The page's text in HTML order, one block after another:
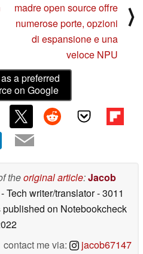
madre open source offre
numerose porte, opzioni
di espansione e una
veloce NPU
⟩
a preferred
on Google
theoriginal article:Jacob
- Tech writer/translator- 3011
published on Notebookcheck
contact me via:
jacob67147